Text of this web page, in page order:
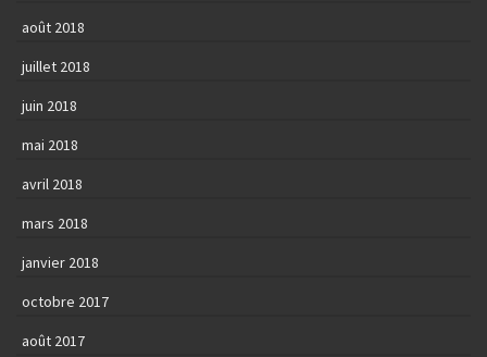
août 2018
juillet 2018
juin 2018
mai 2018
avril 2018
mars 2018
janvier 2018
octobre 2017
août 2017